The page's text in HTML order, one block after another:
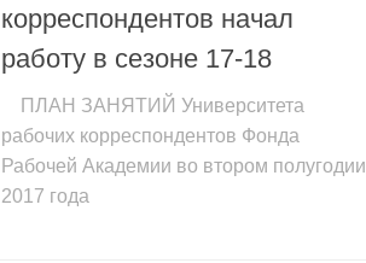
корреспондентов начал
работу в сезоне 17-18
ПЛАН ЗАНЯТИЙ Университета
рабочих корреспондентов Фонда
Рабочей Академии во втором полугодии
2017 года